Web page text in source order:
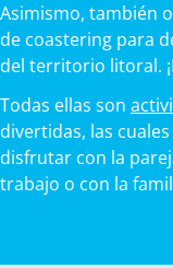
Asimismo, también
de coastering para
del territorio litoral.
Todas ellas son
divertidas, las
disfrutar con la
trabajo o con la